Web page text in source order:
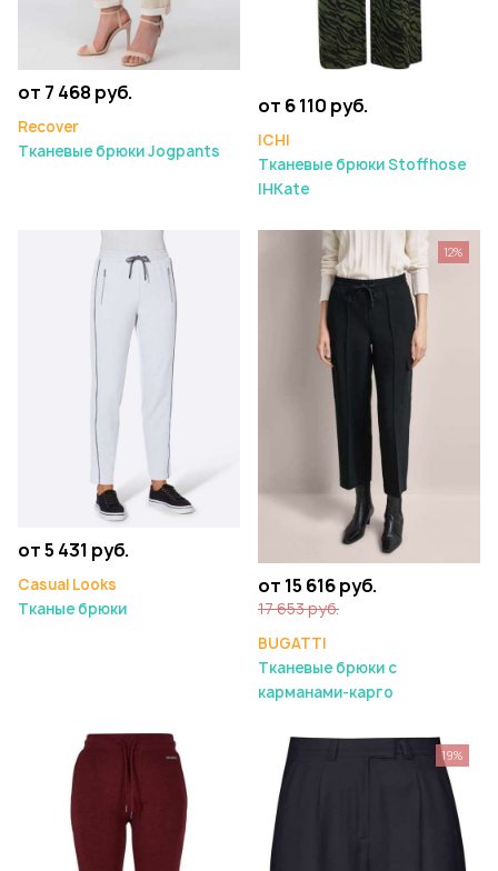
от 7 468 руб.
Recover
Тканевые брюки Jogpants
от 6 110 руб.
ICHI
Тканевые брюки Stoffhose
IHKate
от 5 431 руб.
Casual Looks
Тканые брюки
от 15 616 руб.
17 653 руб.
BUGATTI
Тканевые брюки с
карманами-карго
12%
19%